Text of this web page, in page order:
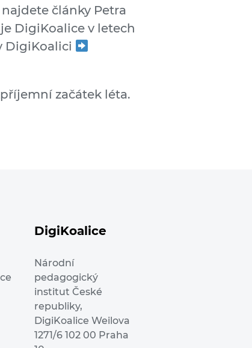
články Petra
DigiKoalice v letech
DigiKoalici
začátek léta.
DigiKoalice
Národní
pedagogický
institut České
republiky,
DigiKoalice Weilova
1271/6 102 00 Praha